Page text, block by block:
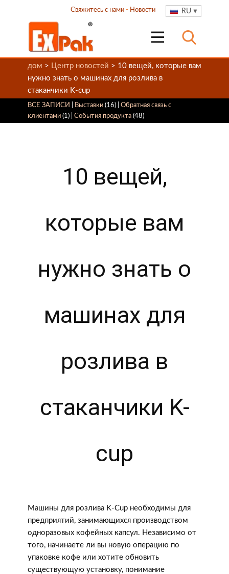
RU
Свяжитесь с нами - Новости
дом > Центр новостей > 10 вещей, которые вам
нужно знать о машинах для розлива в
стаканчики K-cup
ВСЕ ЗАПИСИ Выставки (16) | Обратная связь с
клиентами (1) | События продукта (48)
10 вещей,
которые вам
нужно знать о
машинах для
розлива в
стаканчики K-
cup
Машины для розлива K-Cup необходимы для
предприятий, занимающихся производством
одноразовых кофейных капсул. Независимо от
того, начинаете ли вы новую операцию по
упаковке кофе или хотите обновить
существующую установку, понимание